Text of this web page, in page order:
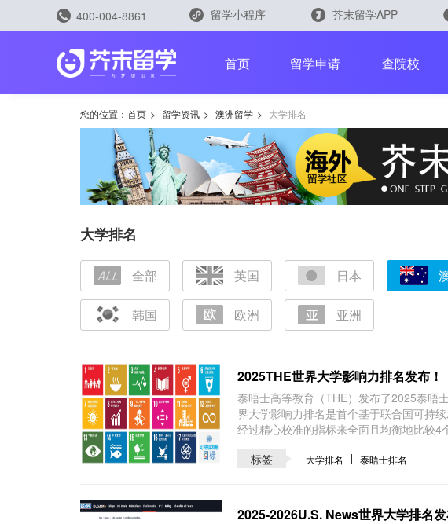
400-004-8861 留学小程序
留学评测
留学规划助手 留学申请助手
雅思能力测评 托福能力测评
芥末留
芥末留学APP
首页 留学申请 查院校
您的位置： 首页 > 留学资讯 > 澳洲留学 > 大学排名
大学排名
全部 英国 日本
韩国 欧洲 亚洲
2025THE世界大学影响力排名发布！
泰晤士高等教育（THE）发布了2025泰晤
界大学影响力排名是首个基于联合国可持
经过精心校准的指标来全面且均衡地比较4
标签
大学排名 泰晤士排名
2025-2026U.S. News世界大学排名